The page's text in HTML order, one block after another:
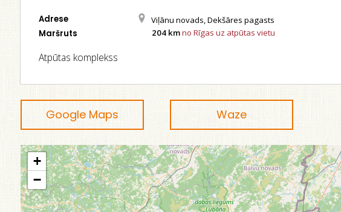
Adrese Viļānu novads, Dekšāres pagasts
Maršruts 204 kmno Rīgas uz atpūtas vietu
Atpūtas komplekss
Google Maps Waze
+
−